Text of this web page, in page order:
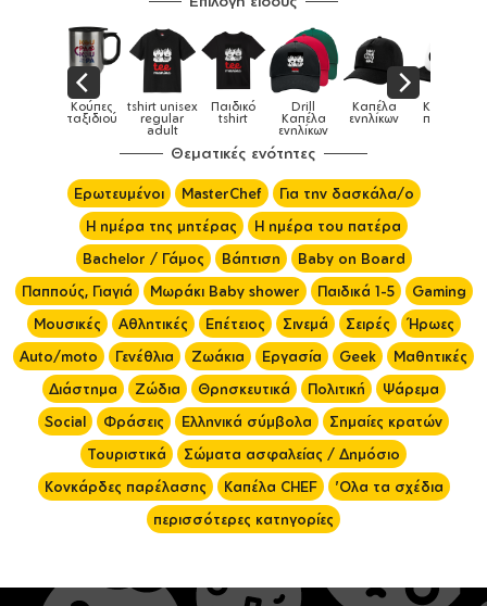
Παιδικό
tshirt
Drill
Καπέλα
ενηλίκων
Καπέλα
ενηλίκων
Καπέλα
παιδικά Κούπες Κούπες
ειδικές
Θεματικές ενότητες
Ερωτευμένοι MasterChef
Για την δασκάλα/ο
Η ημέρα της μητέρας
Η ημέρα του πατέρα
Bachelor / Γάμος
Βάπτιση
Baby on Board
Παππούς, Γιαγιά
Μωράκι Baby shower Παιδικά 1-5
Gaming
Μουσικές
Αθλητικές Επέτειος Σινεμά Σειρές
Ήρωες
Auto/moto
Γενέθλια Ζωάκια Εργασία Geek
Μαθητικές
Διάστημα
Ζώδια Θρησκευτικά Πολιτική
Ψάρεμα
Social
Φράσεις Ελληνικά σύμβολα
Σημαίες κρατών
Τουριστικά
Σώματα ασφαλείας / Δημόσιο
Κονκάρδες παρέλασης
Καπέλα CHEF
'Ολα τα σχέδια
περισσότερες κατηγορίες